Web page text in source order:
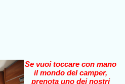
Se vuoi toccare con mano
il mondo del camper,
prenota uno dei nostri